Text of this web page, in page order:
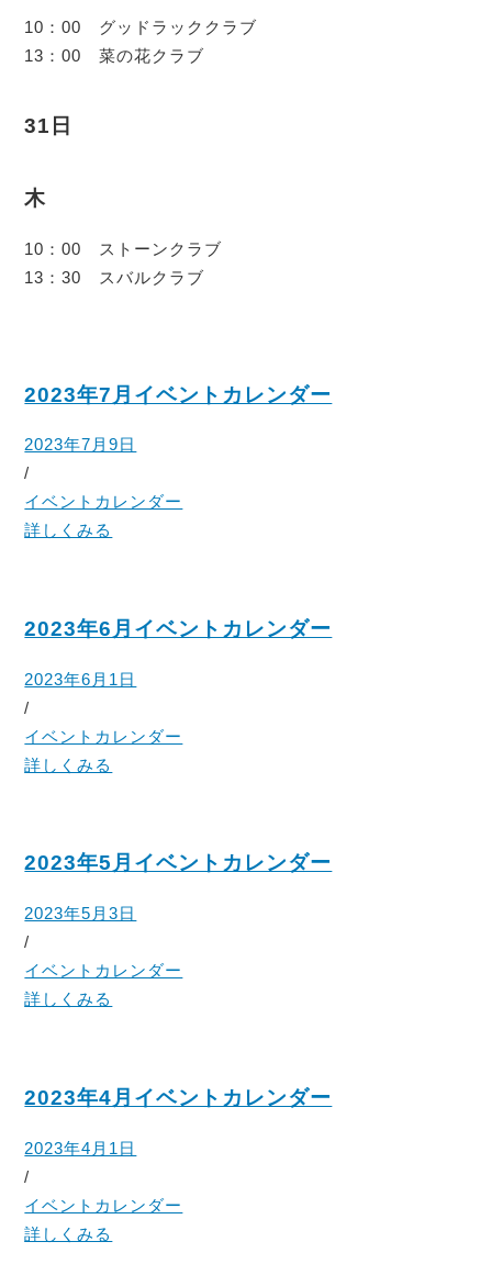
10：00 グッドラッククラブ
13：00 菜の花クラブ
31日
木
10：00 ストーンクラブ
13：30 スバルクラブ
2023年7月イベントカレンダー
2023年7月9日
/
イベントカレンダー
詳しくみる
2023年6月イベントカレンダー
2023年6月1日
/
イベントカレンダー
詳しくみる
2023年5月イベントカレンダー
2023年5月3日
/
イベントカレンダー
詳しくみる
2023年4月イベントカレンダー
2023年4月1日
/
イベントカレンダー
詳しくみる